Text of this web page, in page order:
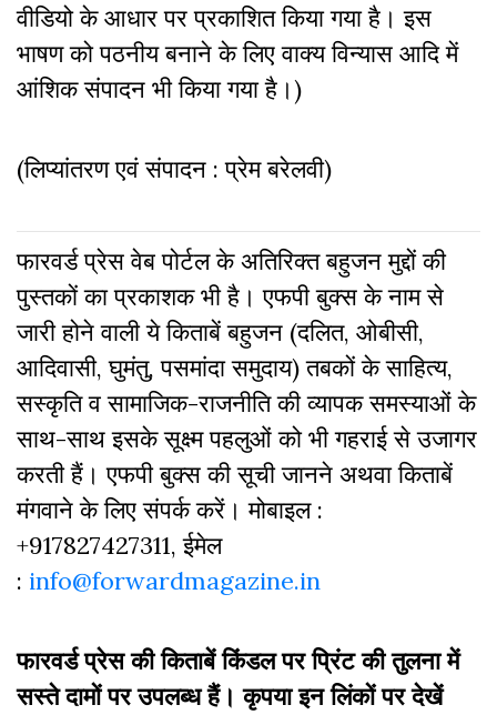
वीडियो के आधार पर प्रकाशित किया गया है। इस
भाषण को पठनीय बनाने के लिए वाक्य विन्यास आदि में
आंशिक संपादन भी किया गया है।)
(लिप्यांतरण एवं संपादन : प्रेम बरेलवी)
फारवर्ड प्रेस वेब पोर्टल के अतिरिक्‍त बहुजन मुद्दों की
पुस्‍तकों का प्रकाशक भी है। एफपी बुक्‍स के नाम से
जारी होने वाली ये किताबें बहुजन (दलित, ओबीसी,
आदिवासी, घुमंतु, पसमांदा समुदाय) तबकों के साहित्‍य,
सस्‍क‍ृति व सामाजिक-राजनीति की व्‍यापक समस्‍याओं के
साथ-साथ इसके सूक्ष्म पहलुओं को भी गहराई से उजागर
करती हैं। एफपी बुक्‍स की सूची जानने अथवा किताबें
मंगवाने के लिए संपर्क करें। मोबाइल :
+917827427311, ईमेल
: info@forwardmagazine.in
फारवर्ड प्रेस की किताबें किंडल पर प्रिंट की तुलना में
सस्ते दामों पर उपलब्ध हैं। कृपया इन लिंकों पर देखें